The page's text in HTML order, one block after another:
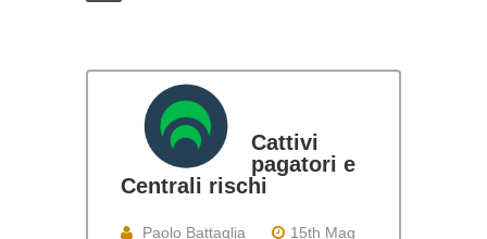
Cattivi
pagatori e
Centrali rischi
Paolo Battaglia
15th Mag